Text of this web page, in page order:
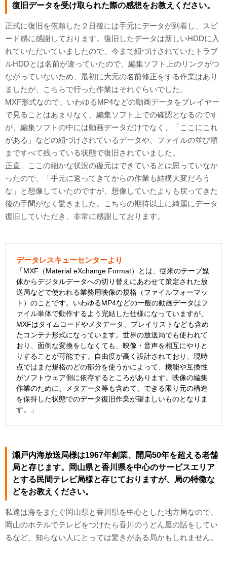
復旧データを受け取られた際の感想をお教えください。
正式に復旧を依頼した２日後には手元にデータが到着し、スピ
ード感に感謝しております。復旧したデータは新しいHDDに入
れていただいていましたので、今まで紐づけされていたトラブ
ルHDDとは名前が違っていたので、編集ソフト上のリンクがつ
ながっていないため、最初に大元の名前修正をする作業はあり
ましたが、こちらで行った作業はそれぐらいでした。
MXF形式なので、いわゆるMP4などの動画データをプレイヤー
で見ることはあまりなく、編集ソフト上での確認となるのです
が、編集ソフトの中には動画データだけでなく、「ここにこれ
がある」などの紐づけされているデータや、ファイルの並び順
まですべて残っている状態で復旧されていました。
正直、ここの細かな状況の復元はできているとは思っていなか
ったので、「手元に返ってきてからの作業も結構大変だろう
な」と想像していたのですが、想像していたよりも戻ってきた
後の手間がなく驚きました。こちらの期待以上に綺麗にデータ
復旧していただき、非常に感謝しております。
データレスキューセンターより
「MXF（Material eXchange Format）とは、従来のテープ媒
体からデジタルデータへの切り替えにあわせて策定された放
送局などで使われる業務用映像の規格（ファイルフォーマッ
ト）のことです。いわゆるMP4などの一般の動画データはフ
ァイル単体で動作するよう完結した仕様になっていますが、
MXFはタイムコードやメタデータ、プレイリストなども含め
たコンテナ形式になっています。世界の放送局でも使われて
おり、面倒な変換をしなくても、映像・音声を相互にやりと
りすることが可能です。自由度が高く設計されており、現時
点ではまだ規格のどの部分を使うかによって、機能や互換性
がソフトウェア側に依存するところがあります。映像の編集
作業のために、メタデータ等も含めて、できる限り元の構造
を保持した状態でのデータ復旧作業が望ましいものとなりま
す。」
瀬戸内海放送局様は1967年創業、開局50年を超える老舗
局と存じます。岡山県と香川県を中心のサービスエリア
とする民間テレビ局様と存じておりますが、局の特徴な
どをお教えください。
私達は海をまたぐ岡山県と香川県を中心とした地方局なので、
岡山のホテルでテレビをつけたら香川のうどん屋の話をしてい
るなど、知らない人にとっては驚きがある局かもしれません。